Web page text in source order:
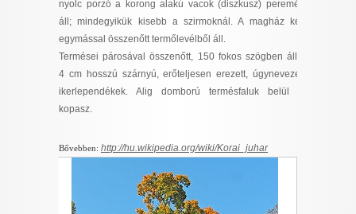
nyolc porzó a korong alakú vacok (diszkusz) peremén
áll; mindegyikük kisebb a szirmoknál. A magház két,
egymással összenőtt termőlevélből áll.
Termései párosával összenőtt, 150 fokos szögben álló,
4 cm hosszú szárnyú, erőteljesen erezett, úgynevezett
ikerlependékek. Alig domború termésfaluk belül is
kopasz.
Bővebben: http://hu.wikipedia.org/wiki/Korai_juhar